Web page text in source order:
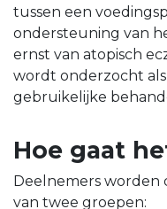
tussen een
ondersteuning van
ernst van atopisch
wordt onderzocht
gebruikelijke
Hoe gaat
Deelnemers worden
van twee groepen: